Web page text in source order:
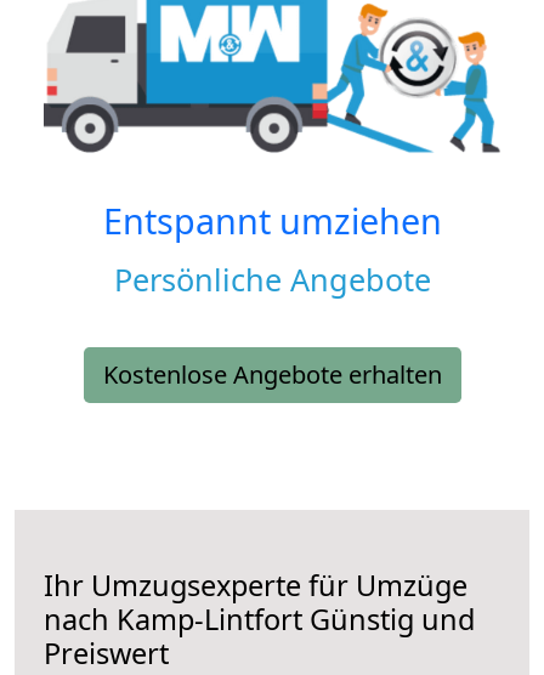
Entspannt umziehen
Persönliche Angebote
Kostenlose Angebote erhalten
Ihr Umzugsexperte für Umzüge
nach Kamp-Lintfort Günstig und
Preiswert